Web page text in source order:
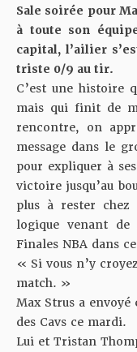
Sale soirée pour
à toute son
capital, l’ailier
triste 0/9 au tir.
C’est une histoire
mais qui finit de
rencontre, on
message dans le
pour expliquer à
victoire jusqu’au
plus à rester chez
logique venant
Finales NBA dans
« Si vous n’y
match. »
Max Strus a
des Cavs ce mardi.
Lui et Tristan